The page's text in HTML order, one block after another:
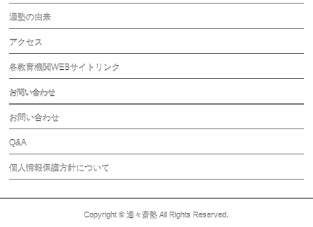
適塾の由来
アクセス
各教育機関WEBサイトリンク
お問い合わせ
お問い合わせ
Q&A
個人情報保護方針について
Copyright ©適々斎塾 All Rights Reserved.